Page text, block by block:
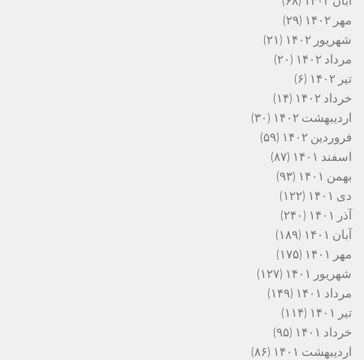
مهر ۱۴۰۲
(۲۹)
شهریور ۱۴۰۲
(۲۱)
مرداد ۱۴۰۲
(۲۰)
تیر ۱۴۰۲
(۶)
خرداد ۱۴۰۲
(۱۴)
اردیبهشت ۱۴۰۲
(۳۰)
فروردین ۱۴۰۲
(۵۹)
اسفند ۱۴۰۱
(۸۷)
بهمن ۱۴۰۱
(۹۳)
دی ۱۴۰۱
(۱۲۲)
آذر ۱۴۰۱
(۲۴۰)
آبان ۱۴۰۱
(۱۸۹)
مهر ۱۴۰۱
(۱۷۵)
شهریور ۱۴۰۱
(۱۲۷)
مرداد ۱۴۰۱
(۱۴۹)
تیر ۱۴۰۱
(۱۱۴)
خرداد ۱۴۰۱
(۹۵)
اردیبهشت ۱۴۰۱
(۸۶)